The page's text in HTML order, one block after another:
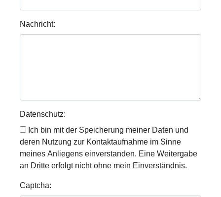
Nachricht:
Datenschutz:
deren Nutzung zur Kontaktaufnahme im Sinne
meines Anliegens einverstanden. Eine Weitergabe
an Dritte erfolgt nicht ohne mein Einverständnis.
Captcha: